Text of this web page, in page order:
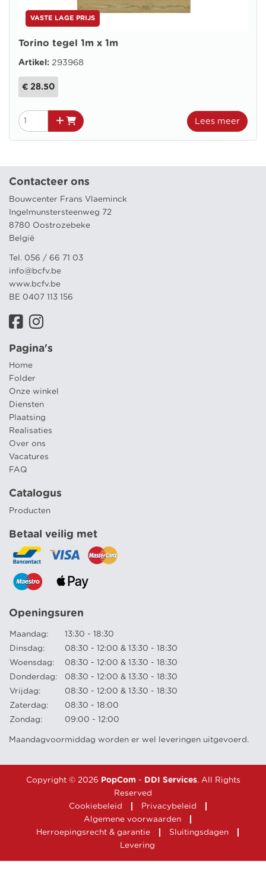
VASTE LAGE PRIJS
Torino tegel 1m x 1m
Artikel: 293968
€ 28.50
Lees meer
Contacteer ons
Bouwcenter Frans Vlaeminck
Ingelmunstersteenweg 72
8780 Oostrozebeke
België
Tel. 056 / 66 71 03
info@bcfv.be
www.bcfv.be
BE 0407 113 156
Pagina's
Home
Folder
Onze winkel
Diensten
Plaatsing
Realisaties
Over ons
Vacatures
FAQ
Catalogus
Producten
Betaal veilig met
Openingsuren
Maandag:
13:30 - 18:30
Dinsdag:
08:30 - 12:00 & 13:30 - 18:30
Woensdag:
08:30 - 12:00 & 13:30 - 18:30
Donderdag:
08:30 - 12:00 & 13:30 - 18:30
Vrijdag:
08:30 - 12:00 & 13:30 - 18:30
Zaterdag:
08:30 - 18:00
Zondag:
09:00 - 12:00
Maandagvoormiddag worden er wel leveringen uitgevoerd.
Copyright © 2026 PopCom - DDI Services. All Rights
Reserved
Cookiebeleid
Privacybeleid
Algemene voorwaarden
Herroepingsrecht & garantie
Sluitingsdagen
Levering